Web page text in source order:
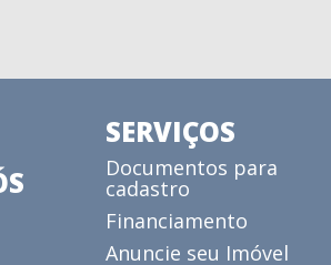
SERVIÇOS
Documentos para
cadastro
Financiamento
Anuncie seu Imóvel